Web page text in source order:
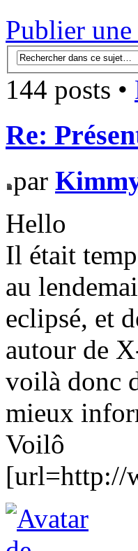
Publier une
144 posts •
Re:
par
Hello
Il était
au
eclipsé, et
autour de
voilà donc
mieux
Voilô
[url=http://